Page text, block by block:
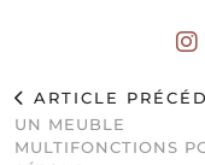
ARTICLE
UN MEUBLE
MULTIFONCTIONS